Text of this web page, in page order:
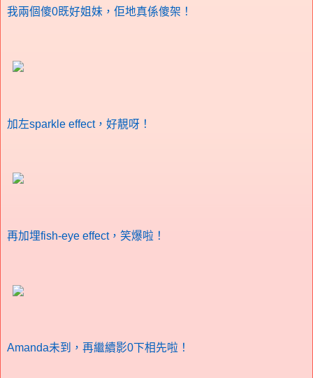
我兩個傻0既好姐妹，佢地真係傻架！
加左sparkle effect，好靚呀！
再加埋fish-eye effect，笑爆啦！
Amanda未到，再繼續影0下相先啦！